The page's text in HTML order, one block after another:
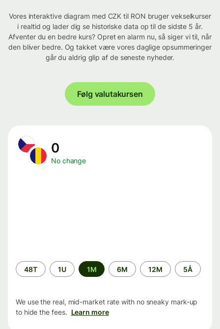
Vores interaktive diagram med CZK til RON bruger vekselkurser
i realtid og lader dig se historiske data op til de sidste 5 år.
Afventer du en bedre kurs? Opret en alarm nu, så siger vi til, når
den bliver bedre. Og takket være vores daglige opsummeringer
går du aldrig glip af de seneste nyheder.
Følg valutakursen
0
No change
Time
period
48T 1U 1M 6M 12M 5Å
We use the real, mid-market rate with no sneaky mark-up
to hide the fees. Learn more